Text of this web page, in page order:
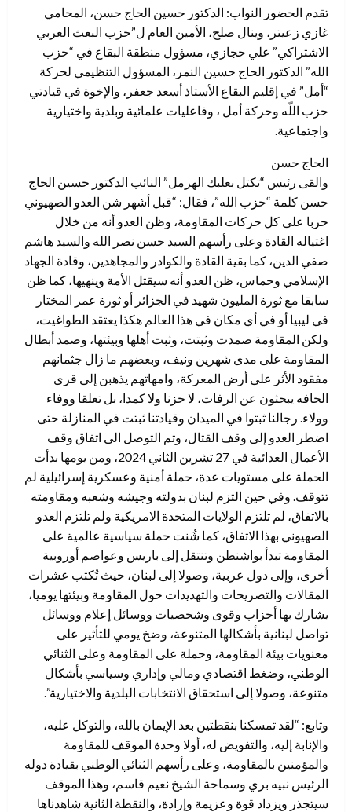
تقدم الحضور النواب: الدكتور حسين الحاج حسن، المحامي
غازي زعيتر، وينال صلح، الأمين العام ل”حزب البعث العربي
الاشتراكي” علي حجازي، مسؤول منطقة البقاع في “حزب
الله” الدكتور الحاج حسين النمر، المسؤول التنظيمي لحركة
“أمل” في إقليم البقاع الأستاذ أسعد جعفر، والإخوة في قيادتي
حزب اللّه وحركة أمل ، وفاعليات علمائية وبلدية واختيارية
واجتماعية.
الحاج حسن
والقى رئيس “تكتل بعلبك الهرمل” النائب الدكتور حسين الحاج
حسن كلمة “حزب الله”، فقال: “قبل أشهر شن العدو الصهيوني
حربا على كل حركات المقاومة، وظن العدو أنه من خلال
اغتياله القادة وعلى رأسهم السيد حسن نصر الله والسيد هاشم
صفي الدين، كما بقية القادة والكوادر والمجاهدين، وقادة الجهاد
الإسلامي وحماس، ظن العدو أنه سيقتل الأمة وينهيها، كما ظن
سابقا مع ثورة المليون شهيد في الجزائر أو ثورة عمر المختار
في ليبيا أو في أي مكان في هذا العالم هكذا يعتقد الطواغيت،
ولكن المقاومة صمدت وثبتت، وثبت أهلها وبيئتها، وصمد أبطال
المقاومة على مدى شهرين ونيف، وبعضهم ما زال جثمانهم
مفقود الأثر على أرض المعركة، وامهاتهم يذهبن إلى قرى
الحافه يبحثون عن الرفات، لا حزنا ولا كمدا، بل تعلقا ووفاء
وولاء. رجالنا ثبتوا في الميدان وقيادتنا ثبتت في المنازلة حتى
اضطر العدو إلى وقف القتال، وتم التوصل الى اتفاق وقف
الأعمال العدائية في 27 تشرين الثاني 2024، ومن يومها بدأت
الحملة على مستويات عدة، حملة أمنية وعسكرية إسرائيلية لم
تتوقف. وفي حين التزم لبنان بدولته وجيشه وشعبه ومقاومته
بالاتفاق، لم تلتزم الولايات المتحدة الامريكية ولم تلتزم العدو
الصهيوني بهذا الاتفاق، كما شُنت حملة سياسية عالمية على
المقاومة تبدأ بواشنطن وتنتقل إلى باريس وعواصم أوروبية
أخرى، وإلى دول عربية، وصولا إلى لبنان، حيث تُكتب عشرات
المقالات والتصريحات والتهديدات حول المقاومة وبيئتها يوميا،
يشارك بها أحزاب وقوى وشخصيات ووسائل إعلام ووسائل
تواصل لبنانية بأشكالها المتنوعة، وضخ يومي للتأثير على
معنويات بيئة المقاومة، وحملة على المقاومة وعلى الثنائي
الوطني، وضغط اقتصادي ومالي وإداري وسياسي بأشكال
متنوعة، وصولا إلى استحقاق الانتخابات البلدية والاختيارية”.
وتابع: “لقد تمسكنا بنقطتين بعد الإيمان بالله، والتوكل عليه،
والإنابة إليه، والتفويض له، أولا وحدة الموقف للمقاومة
والمؤمنين بالمقاومة، وعلى رأسهم الثنائي الوطني بقيادة دوله
الرئيس نبيه بري وسماحة الشيخ نعيم قاسم، وهذا الموقف
سيتجذر ويزداد قوة وعزيمة وإرادة، والنقطة الثانية شاهدناها